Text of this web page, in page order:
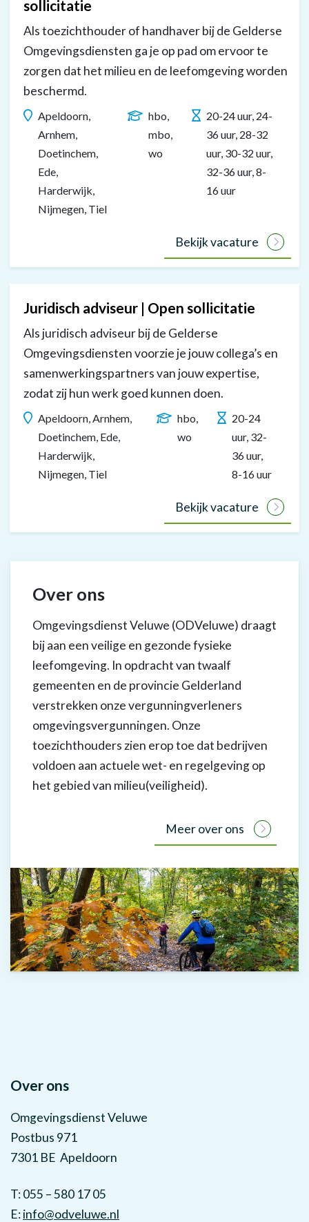
Omgevingsdienst
Regio
Arnhem,
Omgevingsdienst
Rivierenland,
Omgevingsdienst
De
Vallei,
Omgevingsdienst
Achterhoek
en
Tekst
in
beeld:
“gelderseomgevingsdiensten.nl”
sollicitatie
Als toezichthouder of handhaver bij de Gelderse
Omgevingsdiensten ga je op pad om ervoor te
zorgen dat het milieu en de leefomgeving worden
beschermd.
Apeldoorn,
Arnhem,
Doetinchem,
Ede,
Harderwijk,
Nijmegen, Tiel
hbo,
mbo,
wo
20-24 uur, 24-
36 uur, 28-32
uur, 30-32 uur,
32-36 uur, 8-
16 uur
Bekijk vacature
Juridisch adviseur | Open sollicitatie
Als juridisch adviseur bij de Gelderse
Omgevingsdiensten voorzie je jouw collega’s en
samenwerkingspartners van jouw expertise,
zodat zij hun werk goed kunnen doen.
Apeldoorn, Arnhem,
Doetinchem, Ede,
Harderwijk,
Nijmegen, Tiel
hbo,
wo
20-24
uur, 32-
36 uur,
8-16 uur
Bekijk vacature
Over ons
Omgevingsdienst Veluwe (ODVeluwe) draagt
bij aan een veilige en gezonde fysieke
leefomgeving. In opdracht van twaalf
gemeenten en de provincie Gelderland
verstrekken onze vergunningverleners
omgevingsvergunningen. Onze
toezichthouders zien erop toe dat bedrijven
voldoen aan actuele wet- en regelgeving op
het gebied van milieu(veiligheid).
Meer over ons
Over ons
Omgevingsdienst Veluwe
Postbus 971
7301 BE Apeldoorn
T: 055 – 580 17 05
E:info@odveluwe.nl